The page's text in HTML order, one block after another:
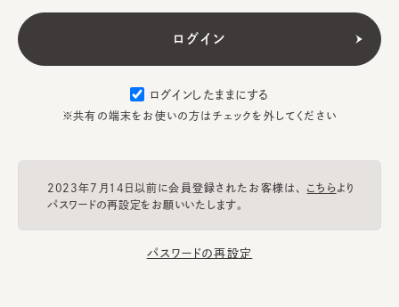
ログインしたままにする
※共有の端末をお使いの方はチェックを外してください
2023年7月14日以前に会員登録されたお客様は、 こちらより
パスワードの再設定をお願いいたします。
パスワードの再設定